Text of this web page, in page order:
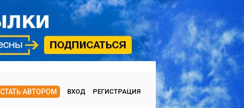
СТАТЬ АВТОРОМ ВХОД РЕГИСТРАЦИЯ